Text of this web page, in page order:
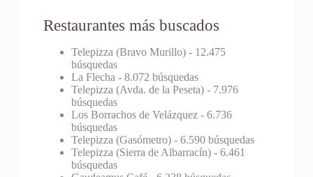
Restaurantes más buscados
Telepizza (Bravo Murillo)- 12.475
búsquedas
La Flecha - 8.072 búsquedas
Telepizza (Avda. de la Peseta)- 7.976
búsquedas
Los Borrachos de Velázquez- 6.736
búsquedas
Telepizza (Gasómetro)- 6.590 búsquedas
Telepizza (Sierra de Albarracín)- 6.461
búsquedas